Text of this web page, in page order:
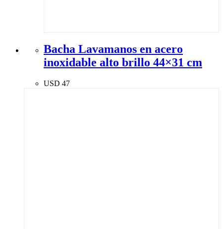
Bacha Lavamanos en acero
inoxidable alto brillo 44×31 cm
USD 47